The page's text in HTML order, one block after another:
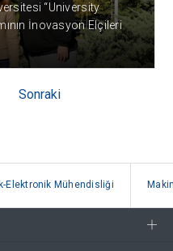
“University
İnovasyon Elçileri
Sonraki
Elektronik Mühendisliği